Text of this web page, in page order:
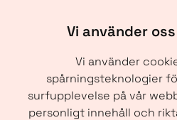
Vi använder
Vi använder
spårningsteknologier
surfupplevelse på vår
personligt innehåll och